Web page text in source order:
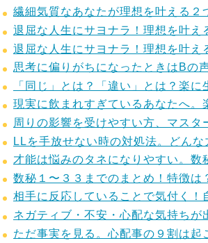
繊細気質なあなたが理想を叶える
退屈な人生にサヨナラ！理想を叶
退屈な人生にサヨナラ！理想を叶
思考に偏りがちになったときはBの
「同じ」とは？「違い」とは？楽
現実に飲まれすぎているあなたへ
周りの影響を受けやすい方、マスタ
LLを手放せない時の対処法。どんな
才能は悩みのタネになりやすい。数
数秘１〜３３までのまとめ！特徴は
相手に反応していることで気付く！
ネガティブ・不安・心配な気持ちが
ただ事実を見る。心配事の９割は起